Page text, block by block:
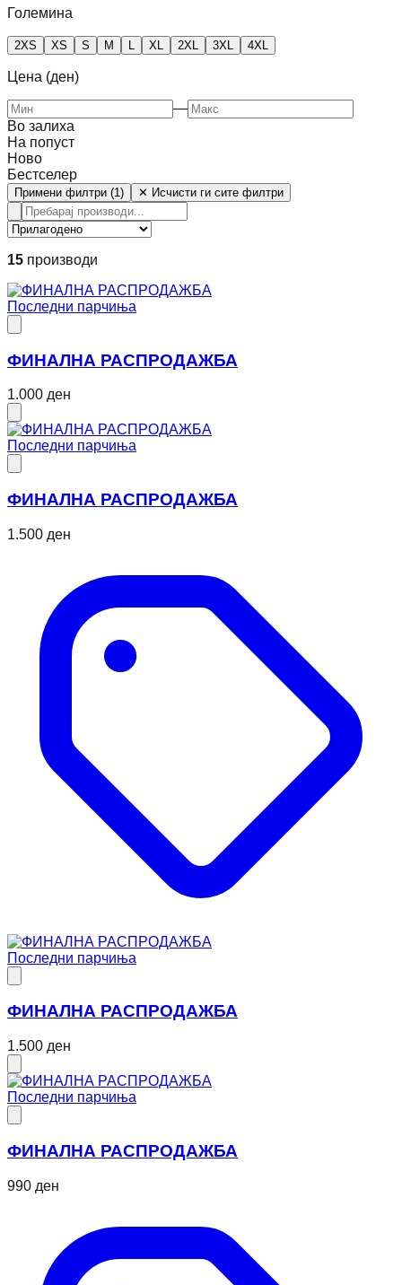
Големина
2XS XS S M XL 2XL 3XL 4XL
Цена (ден)
—
Во залиха
На попуст
Ново
Бестселер
Примени филтри (1) ✕ Исчисти ги сите филтри
15 производи
Последни парчиња
ФИНАЛНА РАСПРОДАЖБА
1.000 ден
Последни парчиња
ФИНАЛНА РАСПРОДАЖБА
1.500 ден
Последни парчиња
ФИНАЛНА РАСПРОДАЖБА
1.500 ден
Последни парчиња
ФИНАЛНА РАСПРОДАЖБА
990 ден